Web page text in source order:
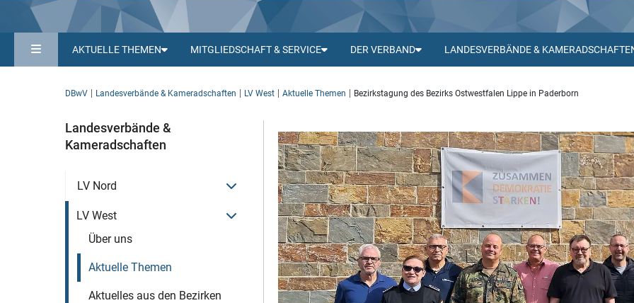
AKTUELLE THEMEN MITGLIEDSCHAFT & SERVICE DER VERBAND LANDESVERBÄNDE &
DBwV Landesverbände & Kameradschaften LV West Aktuelle Themen Bezirkstagung des Bezirks Ostwestfalen Lippe in Paderborn
Landesverbände &
Kameradschaften
LV Nord Menü öffnen
LV West
Menü öffnen
Über uns
Aktuelle Themen
Aktuelles aus den Bezirken